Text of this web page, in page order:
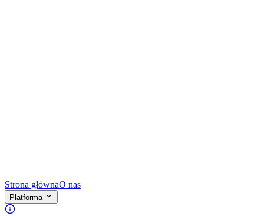
Strona głównaO nas
Platforma